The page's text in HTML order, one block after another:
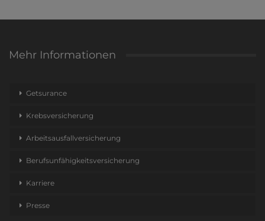
Mehr Informationen
Getsurance
Krebsversicherung
Arbeitsausfallversicherung
Berufsunfähigkeitsversicherung
Karriere
Presse